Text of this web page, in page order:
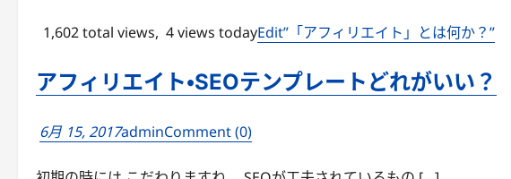
1,602 total views, 4 views todayEdit”「アフィリエイト」とは何か？”
アフィリエイト・SEOテンプレートどれがいい？
6月 15, 2017adminComment (0)